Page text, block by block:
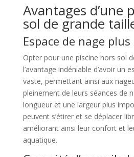
Avantages d’une
sol de grande
Espace de nage
Opter pour une piscine hors sol
l’avantage indéniable d’avoir un
vaste, permettant ainsi aux
pleinement de leurs séances de
longueur et une largeur plus
peuvent s’étirer et se déplacer
améliorant ainsi leur confort et
aquatique.